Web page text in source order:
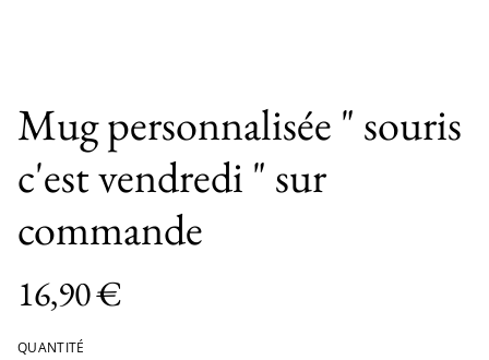
Mug personnalisée " souris
c'est vendredi " sur
commande
16,90 €
QUANTITÉ